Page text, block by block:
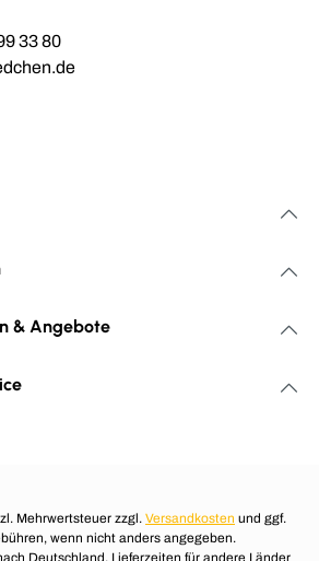
33 80
& Angebote
Mehrwertsteuer zzgl. Versandkosten und ggf.
wenn nicht anders angegeben.
Deutschland. Lieferzeiten für andere Länder